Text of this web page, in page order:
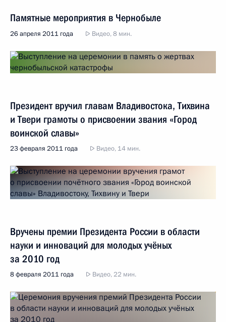
Памятные мероприятия в Чернобыле
26 апреля 2011 года Видео, 8 мин.
Президент вручил главам Владивостока, Тихвина
и Твери грамоты о присвоении звания «Город
воинской славы»
23 февраля 2011 года Видео, 14 мин.
Вручены премии Президента России в области
науки и инноваций для молодых учёных
за 2010 год
8 февраля 2011 года Видео, 22 мин.